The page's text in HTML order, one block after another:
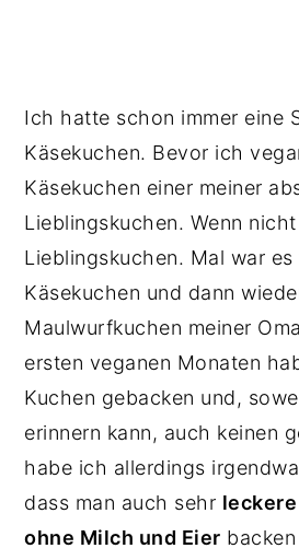
Ich hatte schon immer eine
Käsekuchen. Bevor ich
Käsekuchen einer meiner
Lieblingskuchen. Wenn
Lieblingskuchen. Mal war es
Käsekuchen und dann
Maulwurfkuchen meiner
ersten veganen Monaten
Kuchen gebacken und,
erinnern kann, auch keinen
habe ich allerdings
dass man auch sehr
ohne Milch und Eier